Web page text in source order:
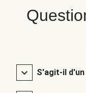
S'agit-il